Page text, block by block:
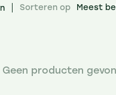
Sorteren op Meest
Geen producten